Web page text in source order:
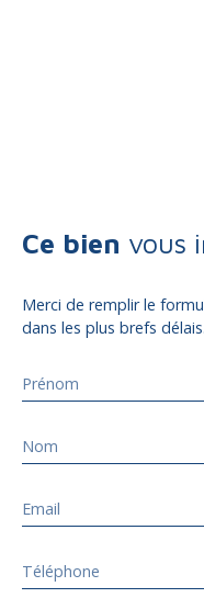
Ce bien vous
Merci de remplir le
dans les plus brefs délais.
Prénom
Nom
Email
Téléphone